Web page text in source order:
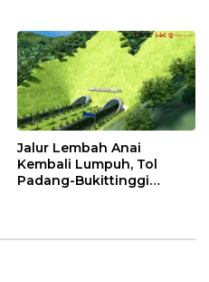
Jalur Lembah Anai
Kembali Lumpuh, Tol
Padang-Bukittinggi